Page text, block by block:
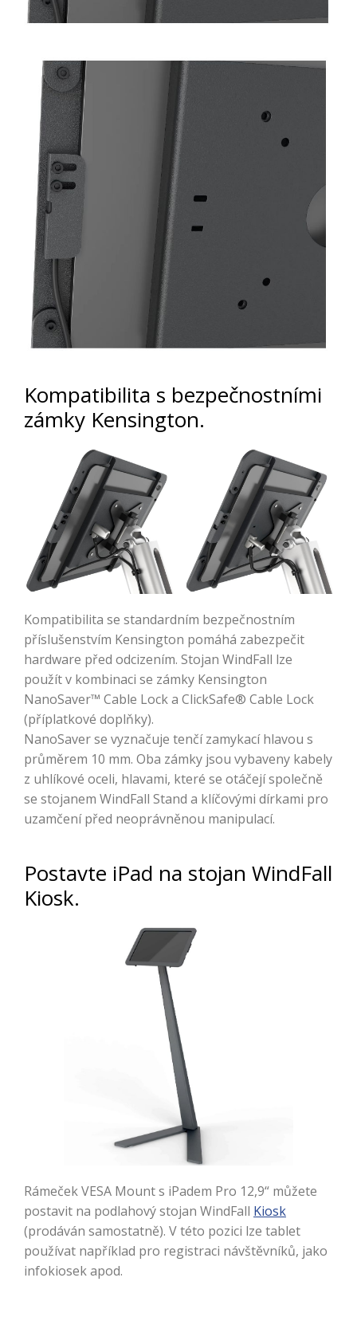
Kompatibilita s bezpečnostními
zámky Kensington.
Kompatibilita se standardním bezpečnostním
příslušenstvím Kensington pomáhá zabezpečit
hardware před odcizením. Stojan WindFall lze
použít v kombinaci se zámky Kensington
NanoSaver™ Cable Lock a ClickSafe® Cable Lock
(příplatkové doplňky).
NanoSaver se vyznačuje tenčí zamykací hlavou s
průměrem 10 mm. Oba zámky jsou vybaveny kabely
z uhlíkové oceli, hlavami, které se otáčejí společně
se stojanem WindFall Stand a klíčovými dírkami pro
uzamčení před neoprávněnou manipulací.
Postavte iPad na stojan WindFall
Kiosk.
Rámeček VESA Mount s iPadem Pro 12,9“ můžete
postavit na podlahový stojan WindFall Kiosk
(prodáván samostatně). V této pozici lze tablet
používat například pro registraci návštěvníků, jako
infokiosek apod.